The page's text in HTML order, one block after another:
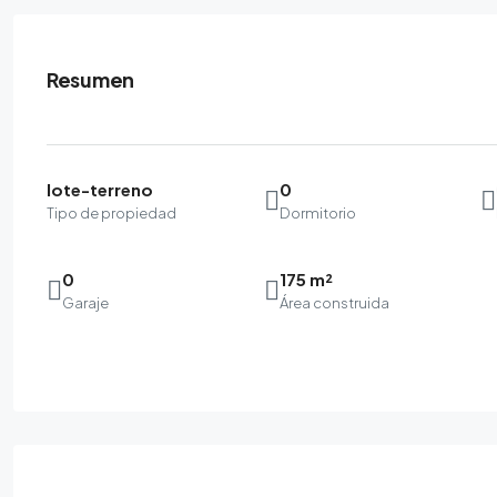
Resumen
lote-terreno
Tipo de propiedad
0
Dormitorio
0
Garaje
175 m²
Área construida